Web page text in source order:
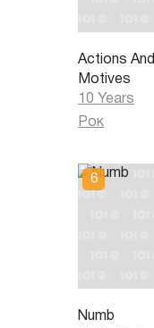
Actions And
Motives
10 Years
Рок
Numb